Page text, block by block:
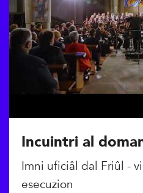
Incuintri al
Imni uficiâl dal Friûl -
esecuzion